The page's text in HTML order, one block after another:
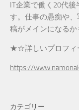
IT企業で働く20代
す。仕事の愚痴や
稿がメインになるか
★☆詳しいプロフ
https://
カテゴリー